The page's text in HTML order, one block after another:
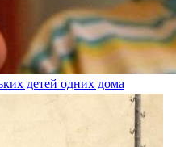
детей одних дома